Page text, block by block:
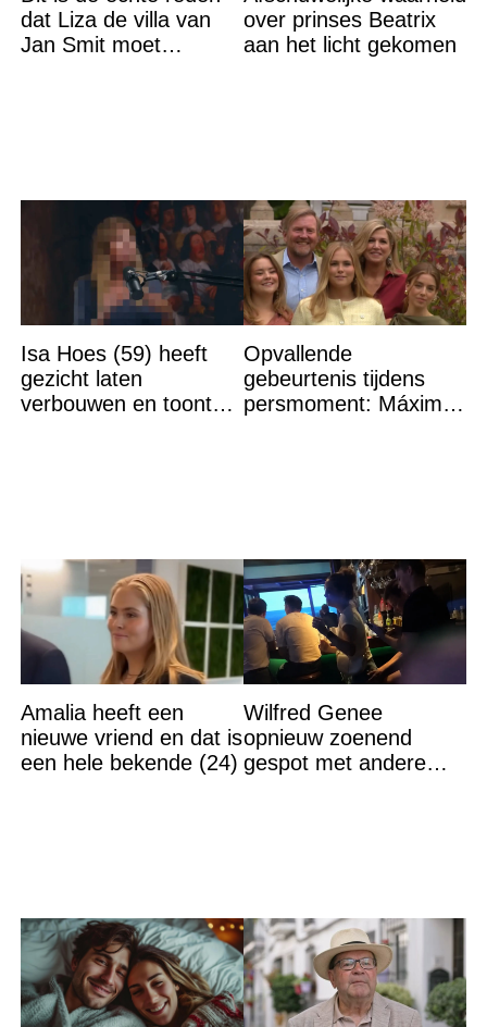
dat Liza de villa van
Jan Smit moet
over prinses Beatrix
aan het licht gekomen
Isa Hoes (59) heeft
gezicht laten
verbouwen en toont
Opvallende
gebeurtenis tijdens
persmoment: Máxima
Amalia heeft een
nieuwe vriend en dat is
een hele bekende (24)
Wilfred Genee
opnieuw zoenend
gespot met andere